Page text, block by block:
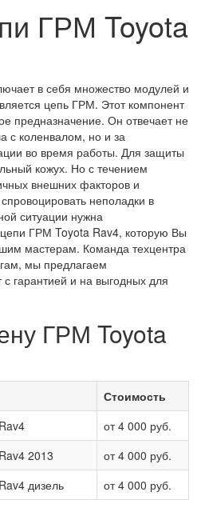
ГРМ Toyota
в себя множество модулей и
цепь ГРМ. Этот компонент
предназначение. Он отвечает не
с коленвалом, но и за
во время работы. Для защиты
кожух. Но с течением
внешних факторов и
неполадки в
ситуации нужна
ГРМ Toyota Rav4, которую Вы
мастерам. Команда техцентра
мы предлагаем
гарантией и на выгодных для
ГРМ Toyota
Стоимость
от 4 000 руб.
2013
от 4 000 руб.
дизель
от 4 000 руб.